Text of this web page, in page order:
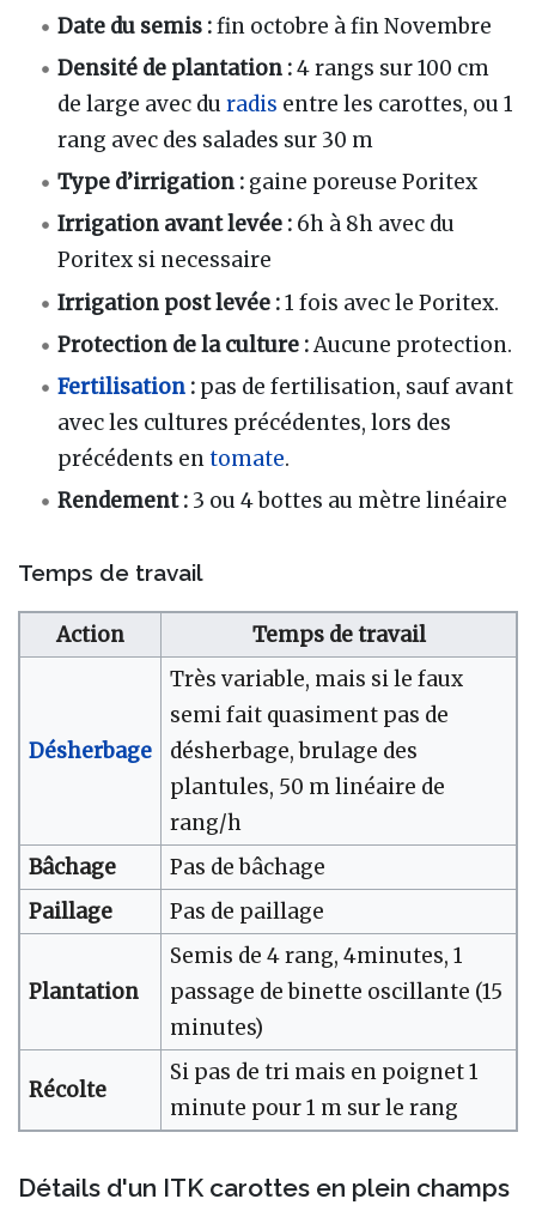
Date du semis :fin octobre à fin Novembre
Densité de plantation :4 rangs sur 100 cm
de large avec duradis entre les carottes, ou 1
rang avec des salades sur 30 m
Type d’irrigation : gaine poreuse Poritex
Irrigation avant levée : 6h à 8h avec du
Poritex si necessaire
Irrigation post levée :1 fois avec le Poritex.
Protection de la culture :Aucune protection.
Fertilisation : pas de fertilisation, sauf avant
avec les cultures précédentes, lors des
précédents entomate.
Rendement : 3 ou 4 bottes au mètre linéaire
Temps de travail
Action Temps de travail
Désherbage
Très variable, mais si le faux
semi fait quasiment pas de
désherbage, brulage des
plantules, 50 m linéaire de
rang/h
Bâchage
Pas de bâchage
Paillage
Pas de paillage
Plantation
Semis de 4 rang, 4minutes, 1
passage de binette oscillante (15
minutes)
Récolte
Si pas de tri mais en poignet 1
minute pour 1 m sur le rang
Détails d'un ITK carottes en plein champs